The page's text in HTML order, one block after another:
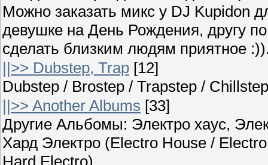
Можно заказать микс у DJ Kupidon
девушке на День Рождения, другу
сделать близким людям приятное
||>> Dubstep, Trap [12]
Dubstep / Brostep / Trapstep /
||>> Another Albums [33]
Другие Альбомы: Электро хаус,
Хард Электро (Electro House /
Hard Electro)